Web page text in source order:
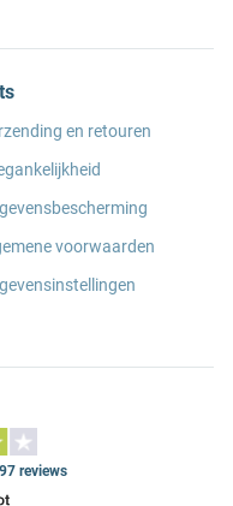
en retouren
voorwaarden
reviews